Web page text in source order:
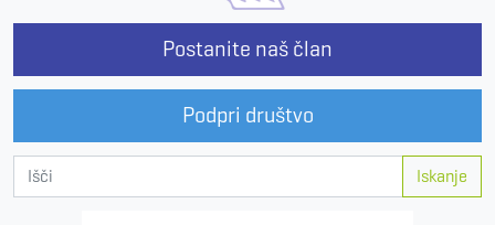
Postanite naš član
Podpri društvo
Iskanje